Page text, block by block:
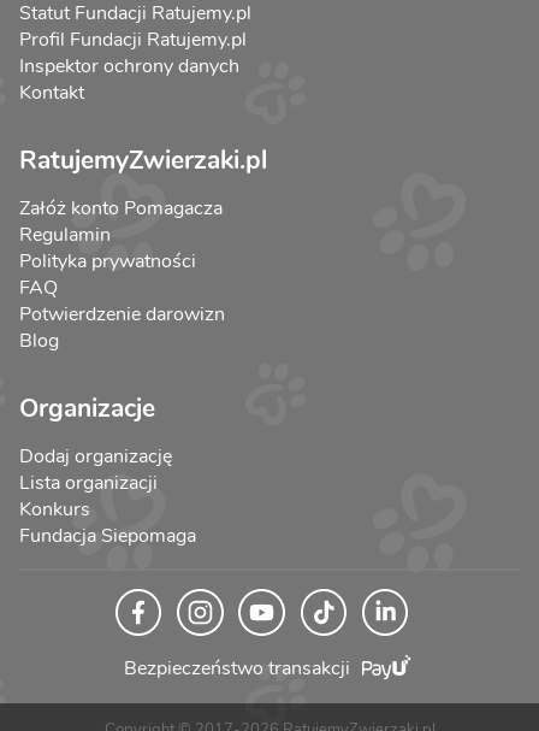
Statut Fundacji Ratujemy.pl
Profil Fundacji Ratujemy.pl
Inspektor ochrony danych
Kontakt
RatujemyZwierzaki.pl
Załóż konto Pomagacza
Regulamin
Polityka prywatności
FAQ
Potwierdzenie darowizn
Blog
Organizacje
Dodaj organizację
Lista organizacji
Konkurs
Fundacja Siepomaga
Bezpieczeństwo transakcji